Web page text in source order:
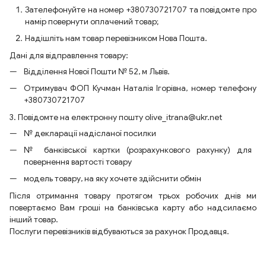
Зателефонуйте на номер +380730721707 та повідомте про
намір повернути оплачений товар;
Надішліть нам товар перевізником Нова Пошта.
Дані для відправлення товару:
Відділення Нової Пошти № 52, м Львів.
Отримувач ФОП Кучман Наталія Ігорівна, номер телефону
+380730721707
3. Повідомте на електронну пошту olive_itrana@ukr.net
№ декларації надісланої посилки
№ банківської картки (розрахункового рахунку) для
повернення вартості товару
модель товару, на яку хочете здійснити обмін
Після отримання товару протягом трьох робочих днів ми
повертаємо Вам гроші на банківська карту або надсилаємо
інший товар.
Послуги перевізників відбуваються за рахунок Продавця.